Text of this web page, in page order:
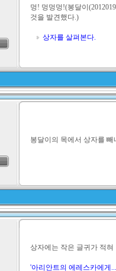
멍! 멍멍멍!(봉달이
것을 발견했다.)
상자를 살펴본다.
봉달이의 목에서 상자를
상자에는 작은 글귀가 적혀
'아리안트의 에레스카에게